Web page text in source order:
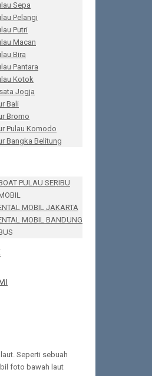
Sepa
Pelangi
Putri
Macan
Bira
Pantara
Kotok
Jogja
Bali
Bromo
Pulau Komodo
Bangka Belitung
PULAU SERIBU
MOBIL JAKARTA
MOBIL BANDUNG
Seperti sebuah
foto bawah laut